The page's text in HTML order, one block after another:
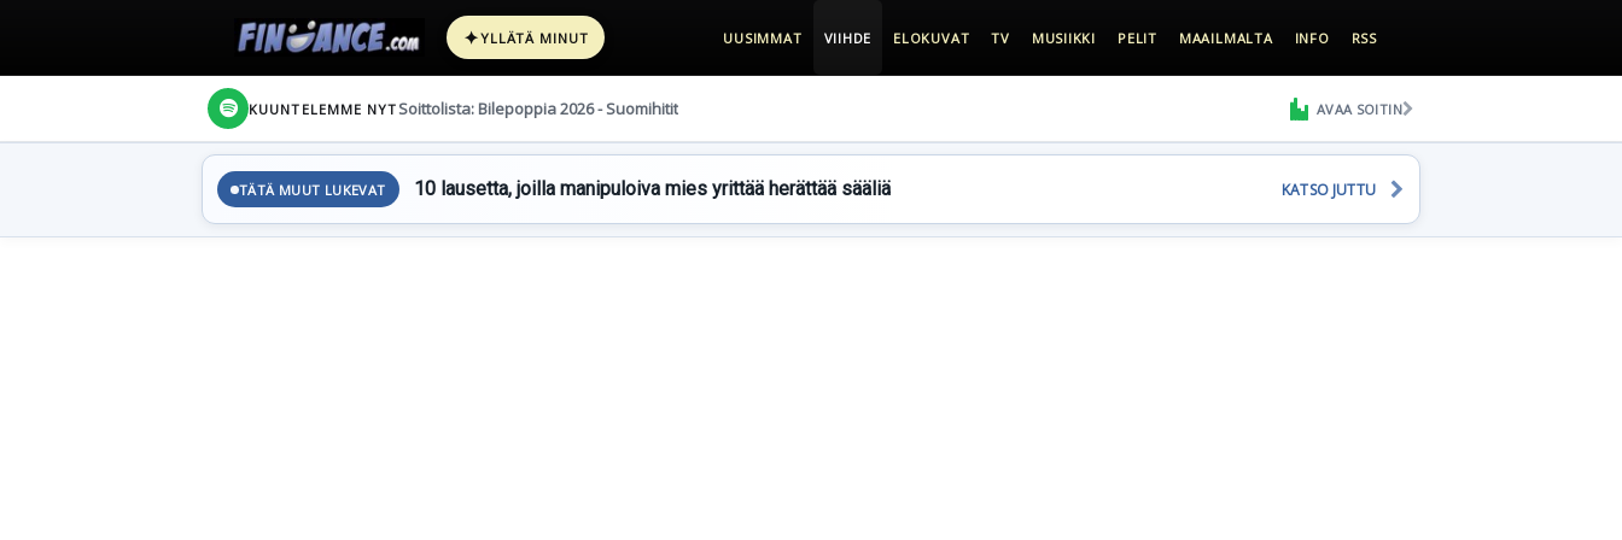
✦YLLÄTÄ MINUT UUSIMMAT VIIHDE ELOKUVAT TV MUSIIKKI PELIT MAAILMALTA INFO RSS
KUUNTELEMME NYT Soittolista: Bilepoppia 2026 - Suomihitit AVAA SOITIN
TÄTÄ MUUT LUKEVAT 10 lausetta, joilla manipuloiva mies yrittää herättää sääliä KATSO JUTTU